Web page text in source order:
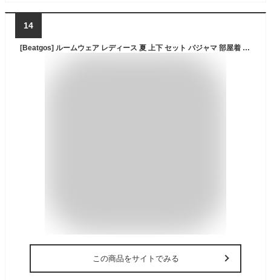
14
[Beatgos] ルームウェア レディース 夏 上下 セット パジャマ 部屋着 綿95％ ゆったり 5分袖 七分丈 ポケット付き (YS05 パープル XL)
この商品をサイトでみる